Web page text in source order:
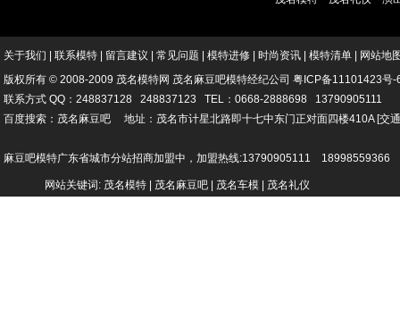
关于我们 联系模特 留言建议 常见问题 模特进修 时尚资讯 模特清单
网站地
版权所有 © 2008-2009 茂名模特网 茂名麻豆吧模特经纪公司 粤ICP备11101423号-
联系方式 QQ：248837128 248837123 TEL：0668-2888698 13790905111
百度搜索：茂名麻豆吧 地址：茂名市计星北路即十七中东门正对面四楼410A [交
麻豆吧模特广东省城市分站招商加盟中，加盟热线:13790905111 18998559366
网站关键词: 茂名模特 | 茂名麻豆吧 | 茂名车模 | 茂名礼仪